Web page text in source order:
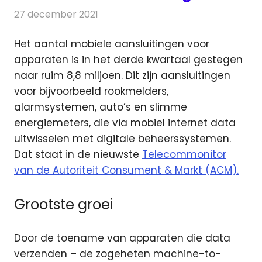
27 december 2021
Het aantal mobiele aansluitingen voor
apparaten is in het derde kwartaal gestegen
naar ruim 8,8 miljoen. Dit zijn aansluitingen
voor bijvoorbeeld rookmelders,
alarmsystemen, auto’s en slimme
energiemeters, die via mobiel internet data
uitwisselen met digitale beheerssystemen.
Dat staat in de nieuwste Telecommonitor
van de Autoriteit Consument & Markt (ACM).
Grootste groei
Door de toename van apparaten die data
verzenden – de zogeheten machine-to-